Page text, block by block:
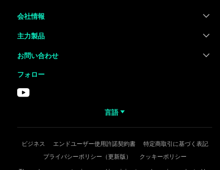
会社情報
主力製品
お問い合わせ
フォロー
言語
ビジネス エンドユーザー使用許諾契約書
特定商取引に基づく表記
プライバシーポリシー（更新版）
クッキーポリシー